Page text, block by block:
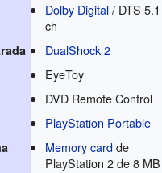
Dolby Digital/ DTS 5.1
ch
DualShock 2
EyeToy
DVD Remote Control
PlayStation Portable
Memory cardde
PlayStation 2 de 8 MB